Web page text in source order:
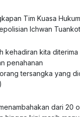
Tim Kuasa
Ichwan
kehadiran kita
penahanan
tersangka yang
dari 20